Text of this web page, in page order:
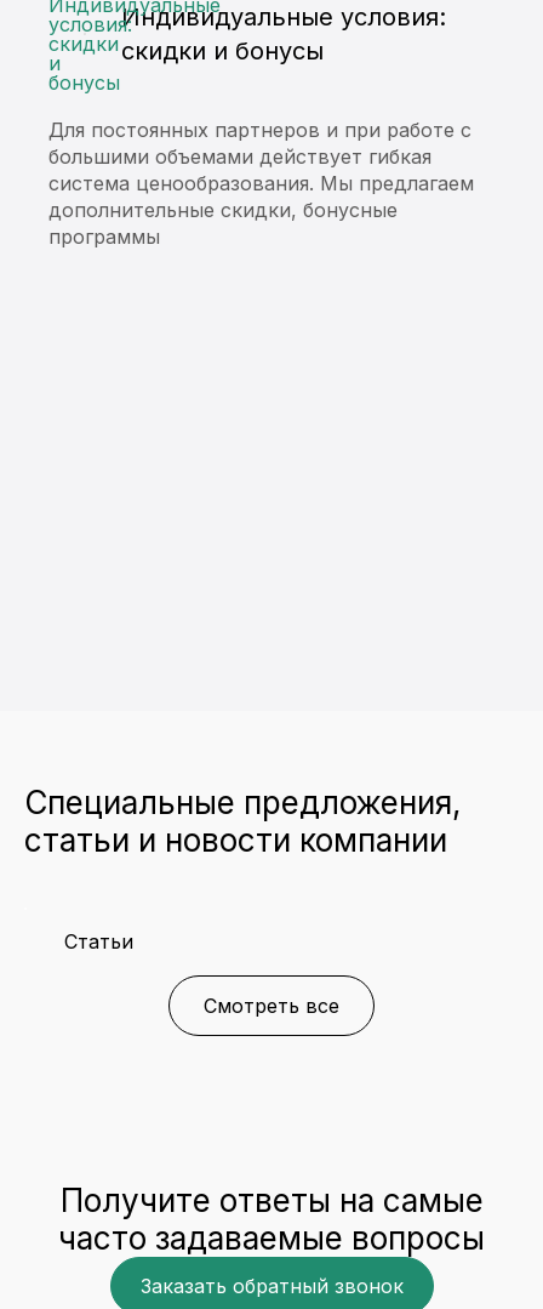
Индивидуальные условия:
скидки и бонусы
Для постоянных партнеров и при работе с
большими объемами действует гибкая
система ценообразования. Мы предлагаем
дополнительные скидки, бонусные
программы
Специальные предложения,
статьи и новости компании
Статьи
Смотреть все
Получите ответы на самые
часто задаваемые вопросы
Заказать обратный звонок